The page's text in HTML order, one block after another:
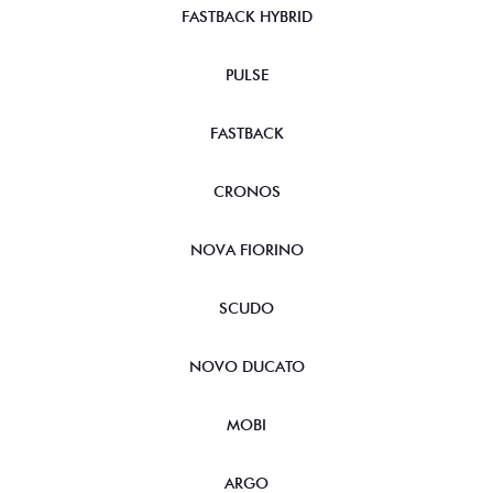
FASTBACK HYBRID
PULSE
FASTBACK
CRONOS
NOVA FIORINO
SCUDO
NOVO DUCATO
MOBI
ARGO